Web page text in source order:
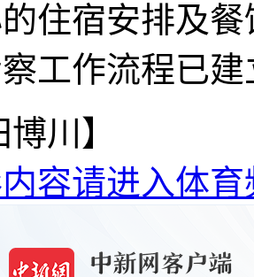
住宿安排及
工作流程已
博川】
容请进入体育